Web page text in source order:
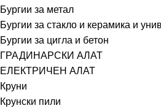
Бургии за метал
Бургии за стакло и керамика и
Бургии за цигла и бетон
ГРАДИНАРСКИ АЛАТ
ЕЛЕКТРИЧЕН АЛАТ
Круни
Крунски пили